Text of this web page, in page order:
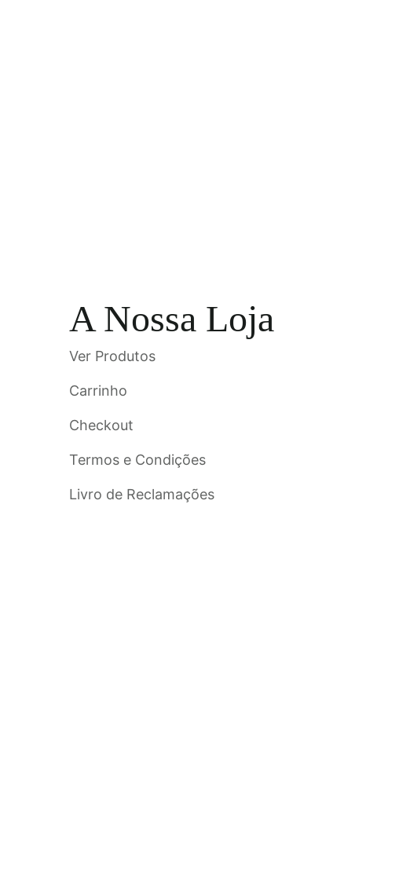
A Nossa Loja
Ver Produtos
Carrinho
Checkout
Termos e Condições
Livro de Reclamações